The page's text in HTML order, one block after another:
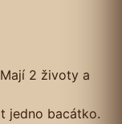
2 životy a
jedno bacátko.